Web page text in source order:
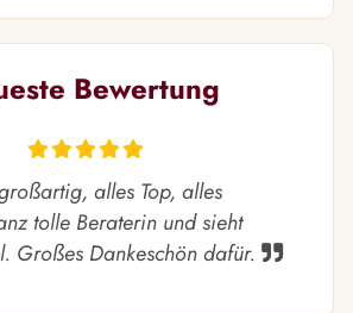
Bewertung
alles Top, alles
tolle Beraterin und sieht
Großes Dankeschön dafür.